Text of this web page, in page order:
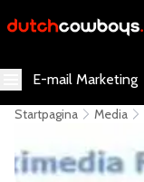
E-mail Marketing
Startpagina Media